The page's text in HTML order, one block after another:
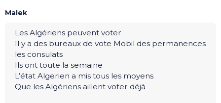
Malek
Les Algériens peuvent voter
Il y a des bureaux de vote Mobil des permanences
les consulats
Ils ont toute la semaine
L’état Algerien a mis tous les moyens
Que les Algériens aillent voter déjà